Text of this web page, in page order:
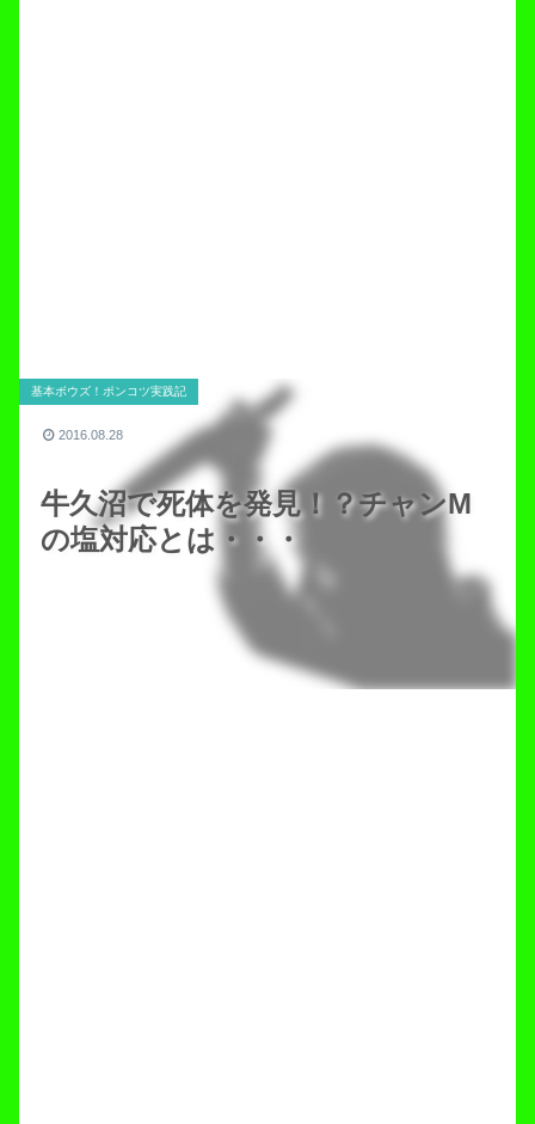
牛久沼で死体を発見！？チャンM
の塩対応とは・・・
基本ボウズ！ポンコツ実践記
2016.08.28